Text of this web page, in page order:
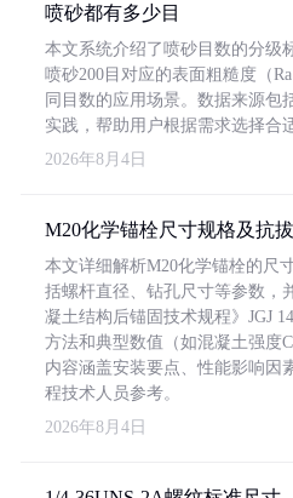
喷砂都有多少目
本文系统介绍了喷砂目数的分级
喷砂200目对应的表面粗糙度（
同目数的应用场景。数据来源包
实践，帮助用户根据需求选择合
2026年8月4日
M20化学锚栓尺寸规格及抗
本文详细解析M20化学锚栓的尺
括螺杆直径、钻孔尺寸等参数，
凝土结构后锚固技术规程》JGJ
方法和典型数值（如混凝土强度
内容涵盖安装要点、性能影响因
程技术人员参考。
2026年8月4日